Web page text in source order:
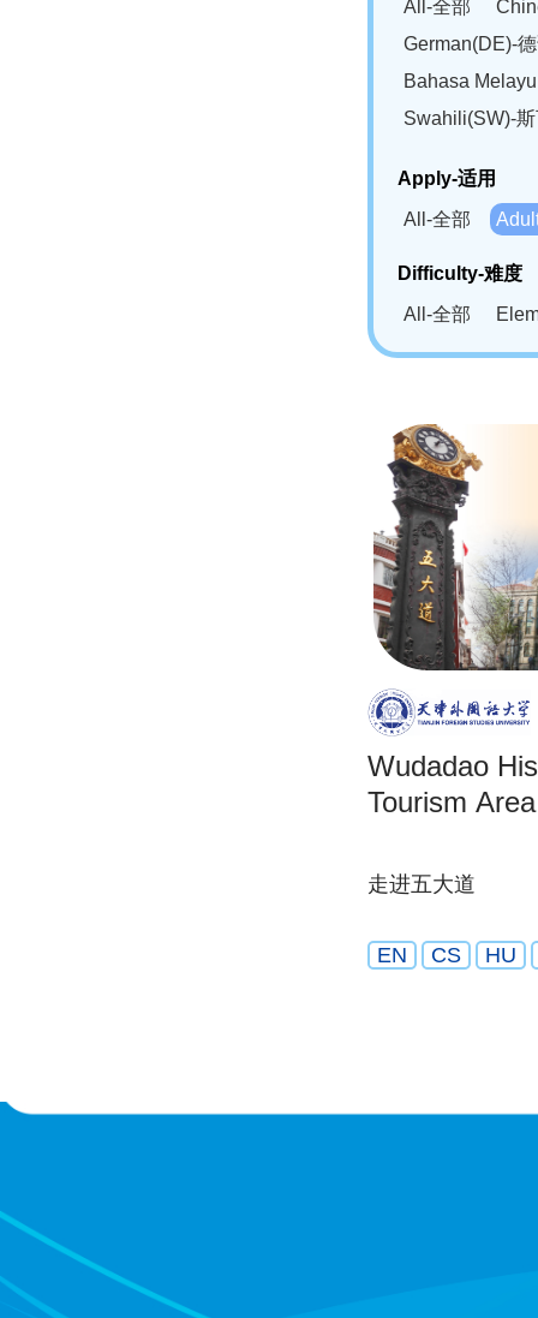
All-全部
German(DE)-
Bahasa
Swahili(SW)-
Apply-适用
All-全部
Difficulty-难度
All-全部
Wudadao
Tourism Area
走进五大道
EN CS HU